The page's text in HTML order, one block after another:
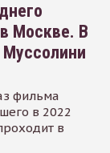
Москве. В
фильма
в 2022
в